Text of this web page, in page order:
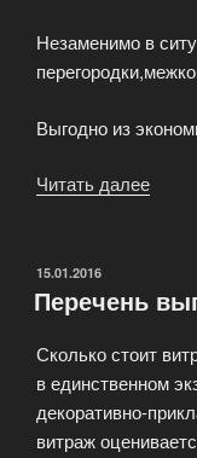
Незаменимо в
Выгодно из
Читать далее
ОПУБЛИКОВАНО
15.01.2016
Перечень
Сколько стоит
в единственном
декоративно-
витраж